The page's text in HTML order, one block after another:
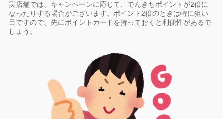
実店舗では、キャンペーンに応じて、でんきちポイントが2倍に
なったりする場合がございます。ポイント2倍のときは特に狙い
目ですので、先にポイントカードを持っておくと利便性があるで
しょう。